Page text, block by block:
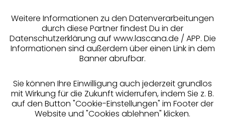
Weitere Informationen zu den Datenverarbeitungen
durch diese Partner findest Du in der
Datenschutzerklärung auf www.lascana.de / APP. Die
Informationen sind außerdem über einen Link in dem
Banner abrufbar.
Sie können Ihre Einwilligung auch jederzeit grundlos
mit Wirkung für die Zukunft widerrufen, indem Sie z. B.
auf den Button "Cookie-Einstellungen" im Footer der
Website und "Cookies ablehnen" klicken.